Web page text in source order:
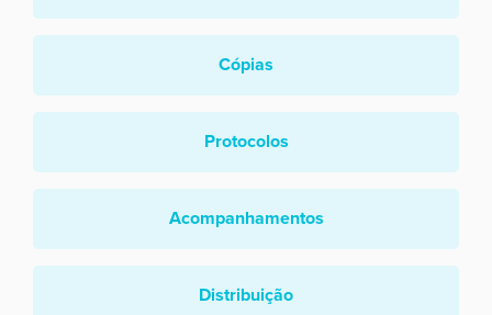
Cópias
Protocolos
Acompanhamentos
Distribuição